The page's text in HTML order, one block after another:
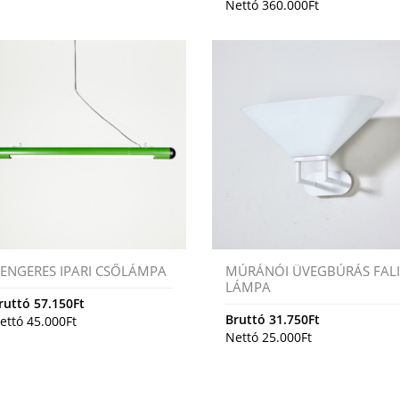
Nettó360.000Ft
IPARI CSŐLÁMPA
57.150Ft
45.000Ft
MÚRÁNÓI ÜVEGBÚRÁS FALI
LÁMPA
Bruttó31.750Ft
Nettó25.000Ft